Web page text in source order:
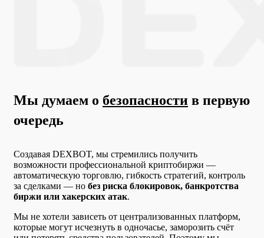
Мы думаем о безопасности в первую
очередь
Создавая DEXBOT, мы стремились получить
возможности профессиональной криптобиржи —
автоматическую торговлю, гибкость стратегий, контроль
за сделками — но без риска блокировок, банкротства
биржи или хакерских атак.
Мы не хотели зависеть от централизованных платформ,
которые могут исчезнуть в одночасье, заморозить счёт